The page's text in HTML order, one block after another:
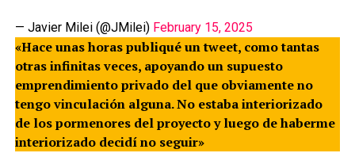
— Javier Milei (@JMilei) February 15, 2025
«Hace unas horas publiqué un tweet, como tantas
otras infinitas veces, apoyando un supuesto
emprendimiento privado del que obviamente no
tengo vinculación alguna. No estaba interiorizado
de los pormenores del proyecto y luego de haberme
interiorizado decidí no seguir»